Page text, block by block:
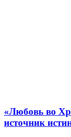
«Любовь во
источник